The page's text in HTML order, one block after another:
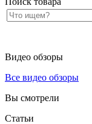
Видео обзоры
Все видео обзоры
Вы смотрели
Статьи